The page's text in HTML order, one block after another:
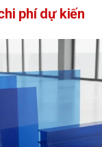
phí dự kiến